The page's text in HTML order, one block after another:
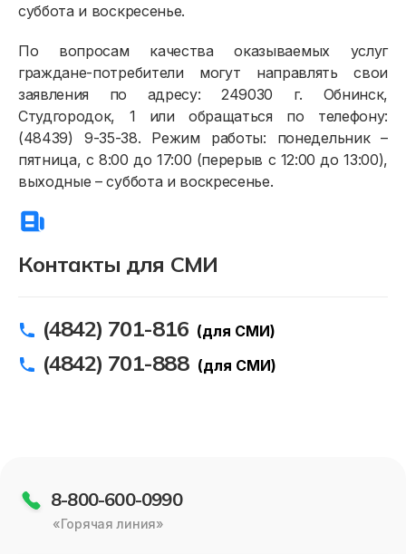
Контакты для СМИ
(4842) 701-816 (для СМИ)
(4842) 701-888 (для СМИ)
суббота и воскресенье.
По вопросам качества оказываемых услуг
граждане-потребители могут направлять свои
заявления по адресу: 249030 г. Обнинск,
Студгородок, 1 или обращаться по телефону:
(48439) 9-35-38. Режим работы: понедельник –
пятница, с 8:00 до 17:00 (перерыв с 12:00 до 13:00),
выходные – суббота и воскресенье.
8-800-600-0990
«Горячая линия»